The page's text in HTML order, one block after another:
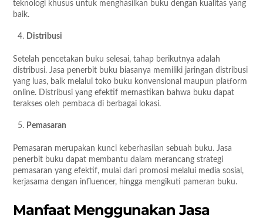
teknologi khusus untuk menghasilkan buku dengan kualitas yang
baik.
Distribusi
Setelah pencetakan buku selesai, tahap berikutnya adalah
distribusi. Jasa penerbit buku biasanya memiliki jaringan distribusi
yang luas, baik melalui toko buku konvensional maupun platform
online. Distribusi yang efektif memastikan bahwa buku dapat
terakses oleh pembaca di berbagai lokasi.
Pemasaran
Pemasaran merupakan kunci keberhasilan sebuah buku. Jasa
penerbit buku dapat membantu dalam merancang strategi
pemasaran yang efektif, mulai dari promosi melalui media sosial,
kerjasama dengan influencer, hingga mengikuti pameran buku.
Manfaat Menggunakan Jasa